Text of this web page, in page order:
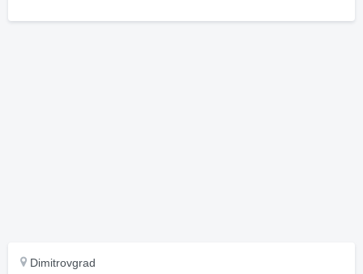
Dimitrovgrad